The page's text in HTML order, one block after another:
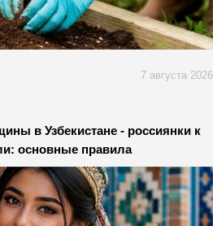
7 августа 2026
в Узбекистане - россиянки к
основные правила